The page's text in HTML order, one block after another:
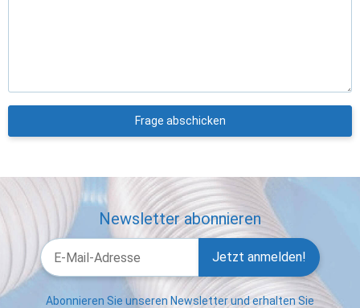
Frage abschicken
Newsletter abonnieren
Jetzt anmelden!
Abonnieren Sie unseren Newsletter und erhalten Sie